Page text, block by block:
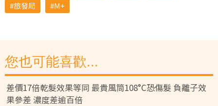
旅發局
M+
您也可能喜歡...
差價17倍乾髮效果等同 最貴風筒108°C恐傷髮 負離子效
果參差 濃度差逾百倍